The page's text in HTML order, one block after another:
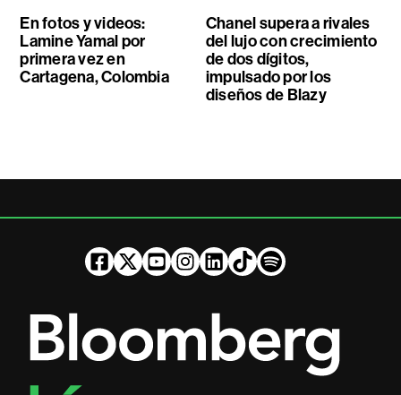
En fotos y videos:
Lamine Yamal por
primera vez en
Cartagena, Colombia
Chanel supera a rivales
del lujo con crecimiento
de dos dígitos,
impulsado por los
diseños de Blazy